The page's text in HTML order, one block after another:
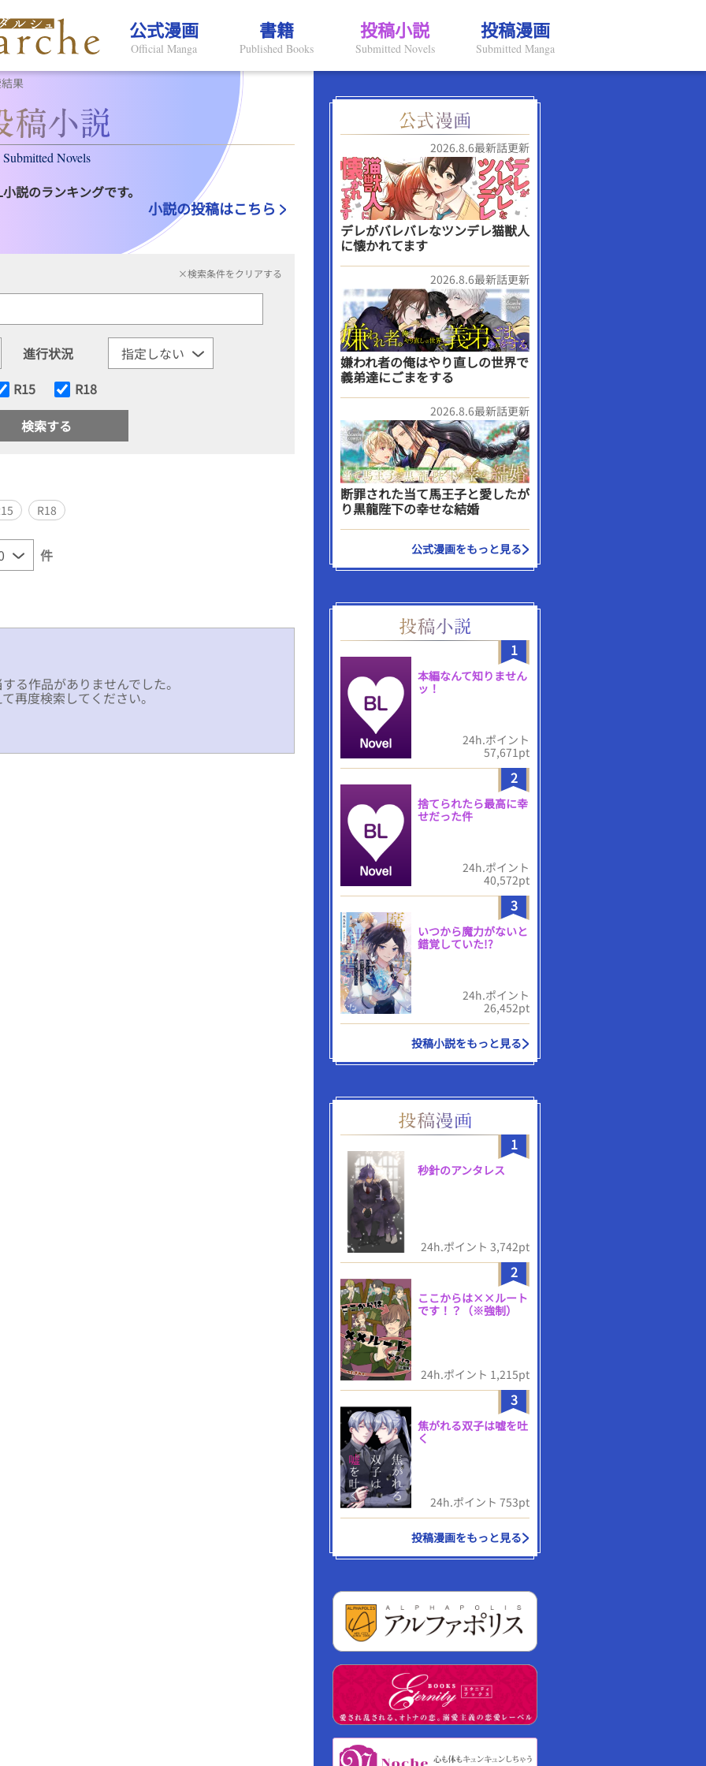
公式漫画
Official Manga
書籍
Published Books
投稿小説
Submitted Novels
投稿漫画
Submitted Manga
果
Submitted Novels
説のランキングです。
小説の投稿はこちら
×検索条件をクリアする
進行状況
R15
R18
R18
件
る作品がありませんでした。
再度検索してください。
2026.8.6最新話更新
デレがバレバレなツンデレ猫獣人
に懐かれてます
2026.8.6最新話更新
嫌われ者の俺はやり直しの世界で
義弟達にごまをする
2026.8.6最新話更新
断罪された当て馬王子と愛したが
り黒龍陛下の幸せな結婚
公式漫画をもっと見る
1
本編なんて知りません
ッ！
24h.ポイント
57,671pt
2
捨てられたら最高に幸
せだった件
24h.ポイント
40,572pt
3
いつから魔力がないと
錯覚していた!?
24h.ポイント
26,452pt
投稿小説をもっと見る
1
秒針のアンタレス
24h.ポイント 3,742pt
2
ここからは××ルート
です！？（※強制）
24h.ポイント 1,215pt
3
焦がれる双子は嘘を吐
く
24h.ポイント 753pt
投稿漫画をもっと見る